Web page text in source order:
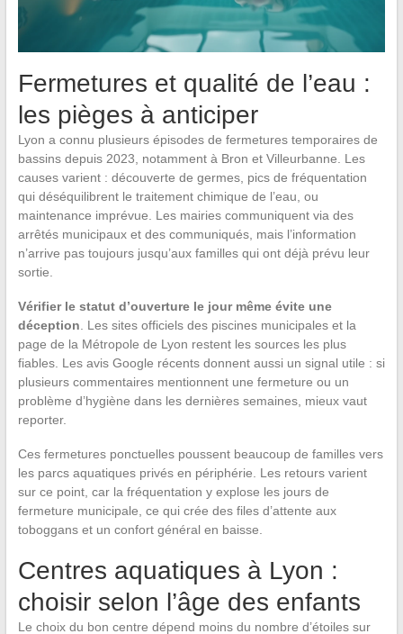
Fermetures et qualité de l’eau :
les pièges à anticiper
Lyon a connu plusieurs épisodes de fermetures temporaires de
bassins depuis 2023, notamment à Bron et Villeurbanne. Les
causes varient : découverte de germes, pics de fréquentation
qui déséquilibrent le traitement chimique de l’eau, ou
maintenance imprévue. Les mairies communiquent via des
arrêtés municipaux et des communiqués, mais l’information
n’arrive pas toujours jusqu’aux familles qui ont déjà prévu leur
sortie.
Vérifier le statut d’ouverture le jour même évite une
déception . Les sites officiels des piscines municipales et la
page de la Métropole de Lyon restent les sources les plus
fiables. Les avis Google récents donnent aussi un signal utile : si
plusieurs commentaires mentionnent une fermeture ou un
problème d’hygiène dans les dernières semaines, mieux vaut
reporter.
Ces fermetures ponctuelles poussent beaucoup de familles vers
les parcs aquatiques privés en périphérie. Les retours varient
sur ce point, car la fréquentation y explose les jours de
fermeture municipale, ce qui crée des files d’attente aux
toboggans et un confort général en baisse.
Centres aquatiques à Lyon :
choisir selon l’âge des enfants
Le choix du bon centre dépend moins du nombre d’étoiles sur